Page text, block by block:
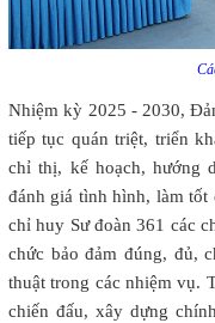
Nhiệm kỳ 2025 - 2030,
tiếp tục quán triệt, triển
chỉ thị, kế hoạch, hướng
đánh giá tình hình, làm
chỉ huy Sư đoàn 361 các
chức bảo đảm đúng, đủ,
thuật trong các nhiệm vụ.
chiến đấu, xây dựng